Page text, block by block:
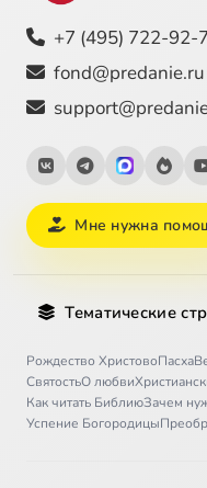
+7 (495) 722-92-
fond@predanie.ru
Мне нужна
Тематические
Рождество ХристовоПасха
СвятостьО любви
Как читать БиблиюЗачем
Успение Богородицы